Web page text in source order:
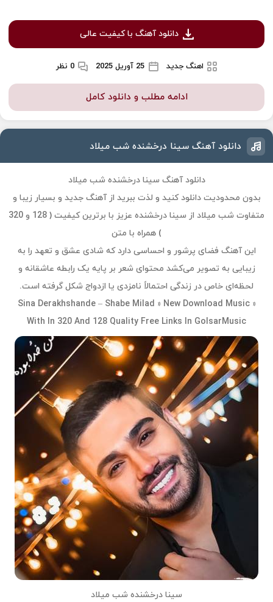
دانلود آهنگ با کیفیت عالی
اهنگ جدید 25 آوریل 2025 0 نظر
ادامه مطلب و دانلود کامل
دانلود آهنگ سینا درخشنده شب میلاد
دانلود آهنگ سینا درخشنده شب میلاد
بدون محدودیت دانلود کنید و لذت ببرید از آهنگ جدید و بسیار زیبا و
متفاوت شب میلاد از سینا درخشنده عزیز با برترین کیفیت ( 128 و 320
) همراه با متن
این آهنگ فضای پرشور و احساسی دارد که شادی عشق و تعهد را به
زیبایی به تصویر می‌کشد محتوای شعر بر پایه یک رابطه عاشقانه و
لحظه‌ای خاص در زندگی احتمالاً نامزدی یا ازدواج شکل گرفته است.
Sina Derakhshande – Shabe Milad » New Download Music »
With In 320 And 128 Quality Free Links In GolsarMusic
سینا درخشنده شب میلاد